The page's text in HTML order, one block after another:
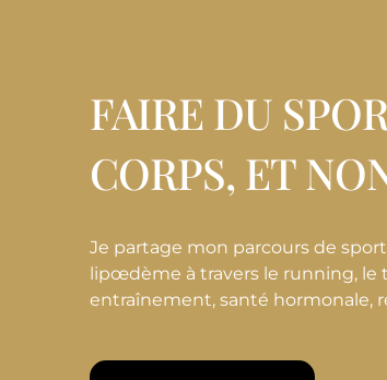
FAIRE DU
CORPS, ET
Je partage mon parcours de
lipœdème à travers le running, le
entraînement, santé hormonale,